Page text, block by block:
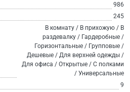
986
245
В комнату / В прихожую / В
раздевалку / Гардеробные /
Горизонтальные / Групповые /
Дешевые / Для верхней одежды /
Для офиса / Открытые / С полками
/ Универсальные
9